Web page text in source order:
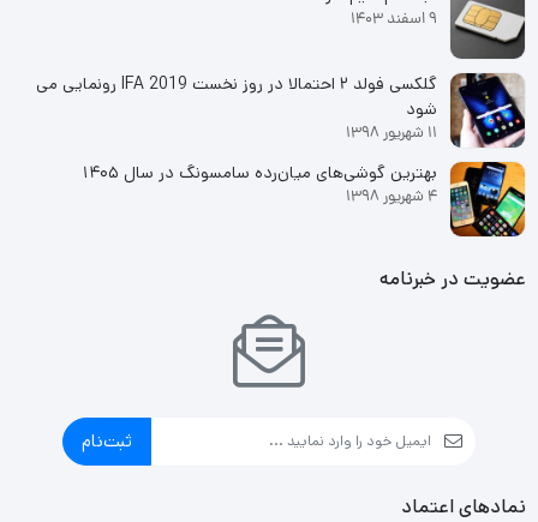
9 اسفند 1403
گلکسی فولد ۲ احتمالا در روز نخست IFA 2019 رونمایی می
شود
11 شهریور 1398
بهترین گوشی‌های میان‌رده سامسونگ در سال ۱۴۰۵
4 شهریور 1398
عضویت در خبرنامه
ثبت‌نام
نمادهای اعتماد